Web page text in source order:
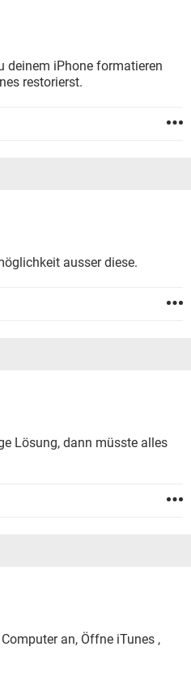
deinem iPhone formatieren
restorierst.
ausser diese.
Lösung, dann müsste alles
an, Öffne iTunes ,